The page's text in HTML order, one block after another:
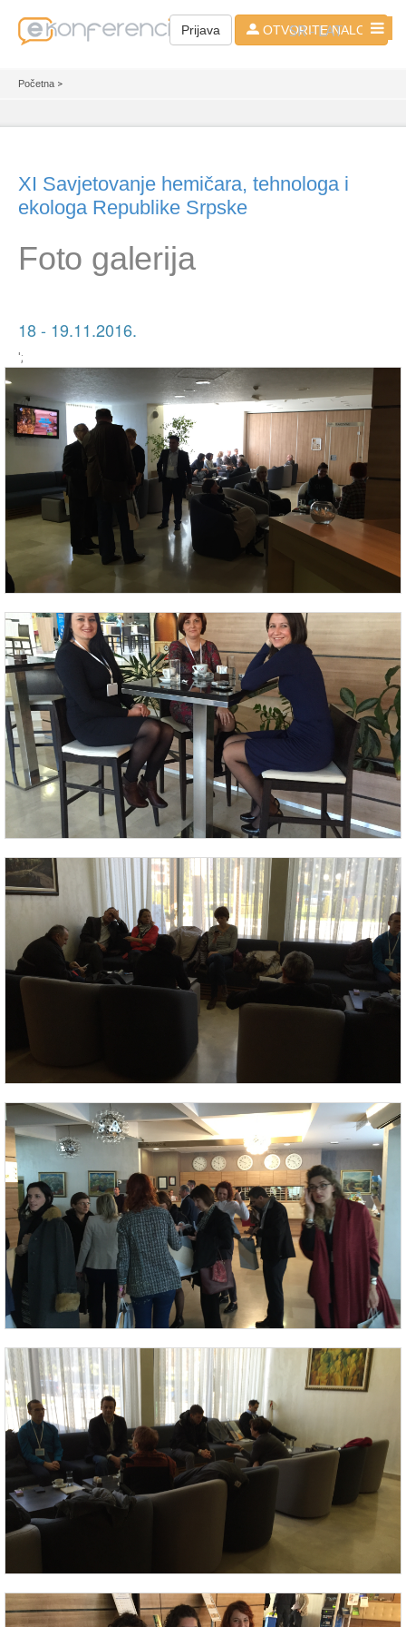
Prijava OTVORITE NALOG
SR - LAT
Početna >
XI Savjetovanje hemičara, tehnologa i
ekologa Republike Srpske
Foto galerija
18 - 19.11.2016.
';